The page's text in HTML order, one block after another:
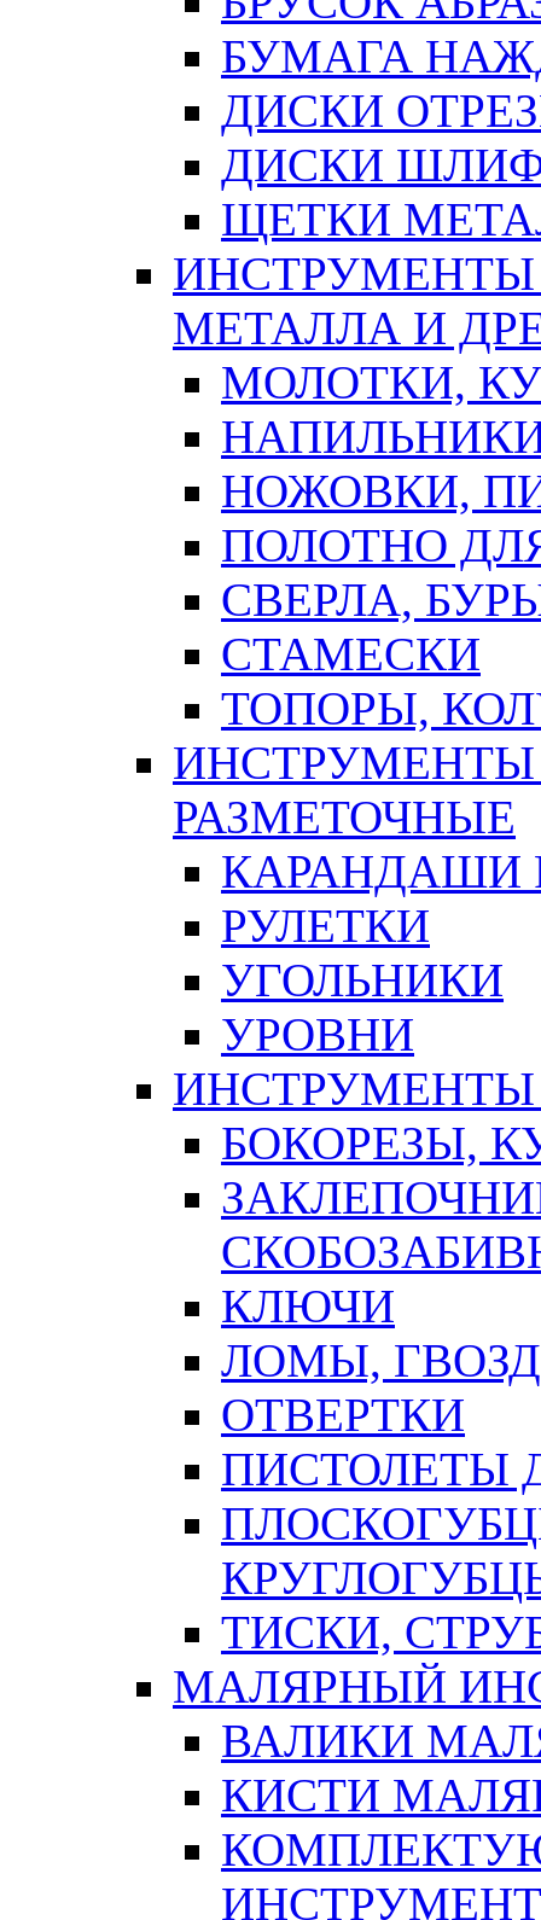
БУМАГА
ДИСКИ
ДИСКИ
ЩЕТКИ
ИНСТРУМЕНТЫ
МЕТАЛЛА И
МОЛОТКИ,
НОЖОВКИ,
ПОЛОТНО
СВЕРЛА,
СТАМЕСКИ
ТОПОРЫ,
ИНСТРУМЕНТЫ
РАЗМЕТОЧНЫЕ
КАРАНДАШИ
РУЛЕТКИ
УГОЛЬНИКИ
УРОВНИ
БОКОРЕЗЫ,
КЛЮЧИ
ЛОМЫ,
ОТВЕРТКИ
ПИСТОЛЕТЫ
ТИСКИ,
МАЛЯРНЫЙ
ВАЛИКИ
КИСТИ